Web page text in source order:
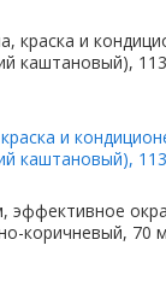
и
каштановый),